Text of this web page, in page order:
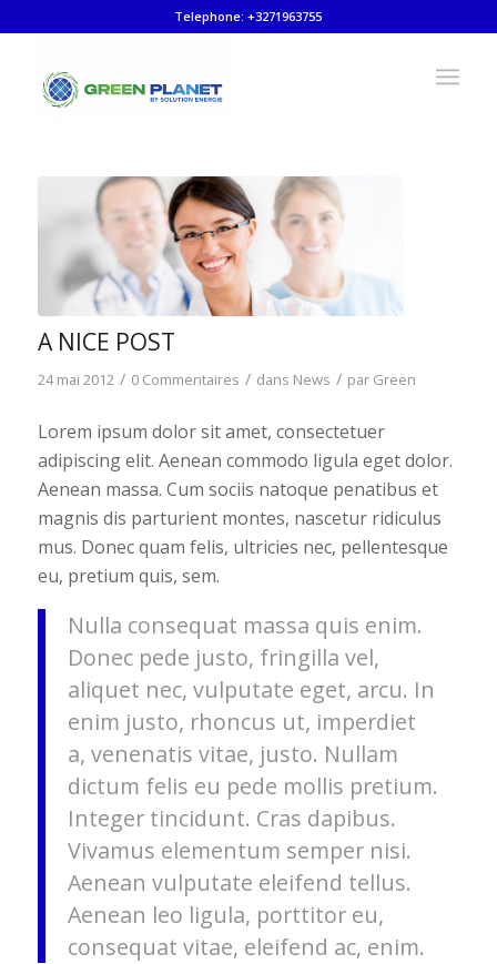
Telephone: +3271963755
A NICE POST
24 mai 2012 / 0 Commentaires / dans News / par Green
Lorem ipsum dolor sit amet, consectetuer
adipiscing elit. Aenean commodo ligula eget dolor.
Aenean massa. Cum sociis natoque penatibus et
magnis dis parturient montes, nascetur ridiculus
mus. Donec quam felis, ultricies nec, pellentesque
eu, pretium quis, sem.
Nulla consequat massa quis enim.
Donec pede justo, fringilla vel,
aliquet nec, vulputate eget, arcu. In
enim justo, rhoncus ut, imperdiet
a, venenatis vitae, justo. Nullam
dictum felis eu pede mollis pretium.
Integer tincidunt. Cras dapibus.
Vivamus elementum semper nisi.
Aenean vulputate eleifend tellus.
Aenean leo ligula, porttitor eu,
consequat vitae, eleifend ac, enim.